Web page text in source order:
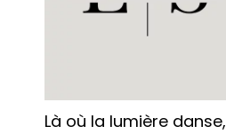
Là où la lumière danse,